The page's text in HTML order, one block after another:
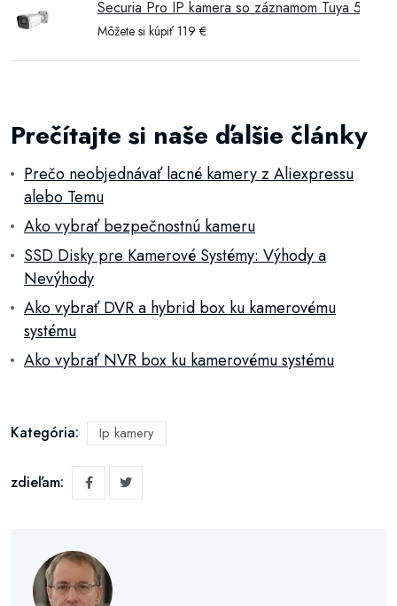
Securia Pro IP kamera so záznamom Tuya 5MP
Môžete si kúpiť 119 €
Prečítajte si naše ďalšie články
Prečo neobjednávať lacné kamery z Aliexpressu
alebo Temu
Ako vybrať bezpečnostnú kameru
SSD Disky pre Kamerové Systémy: Výhody a
Nevýhody
Ako vybrať DVR a hybrid box ku kamerovému
systému
Ako vybrať NVR box ku kamerovému systému
Kategória: Ip kamery
zdieľam: